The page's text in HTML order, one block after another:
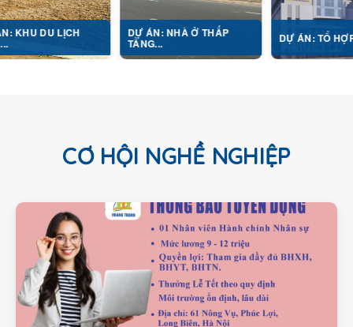
DỰ ÁN: NHÀ Ở THẤP
TẦNG... DỰ ÁN: TỔ HỢP Y TẾ...
CƠ HỘI NGHỀ NGHIỆP